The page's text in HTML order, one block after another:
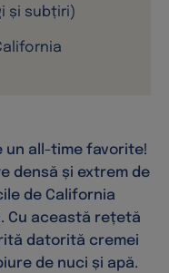
un all-time favorite!
densă și extrem de
de California
Cu această rețetă
datorită cremei
de nuci și apă.